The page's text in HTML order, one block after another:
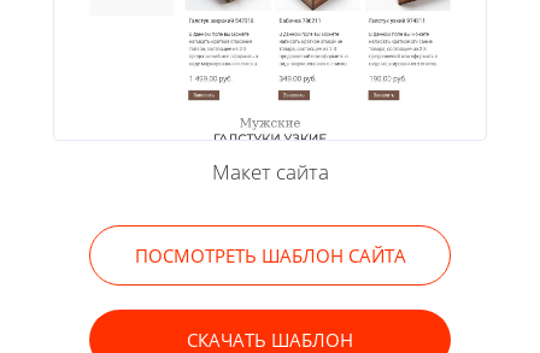
Макет сайта
ПОСМОТРЕТЬ ШАБЛОН САЙТА
СКАЧАТЬ ШАБЛОН